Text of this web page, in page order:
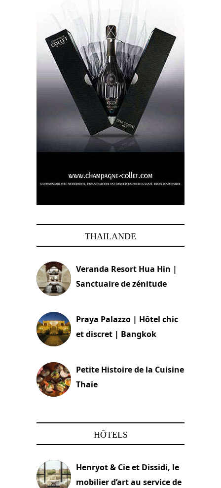
THAILANDE
Veranda Resort Hua Hin |
Sanctuaire de zénitude
Praya Palazzo | Hôtel chic
et discret | Bangkok
Petite Histoire de la Cuisine
Thaïe
HÔTELS
Henryot & Cie et Dissidi, le
mobilier d’art au service de